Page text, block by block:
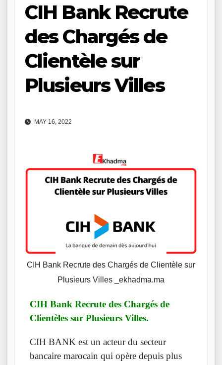
CIH Bank Recrute
des Chargés de
Clientèle sur
Plusieurs Villes
MAY 16, 2022
CIH Bank Recrute des Chargés de Clientèle sur
Plusieurs Villes _ekhadma.ma
CIH Bank Recrute des Chargés de
Clientèles sur Plusieurs Villes.
CIH BANK est un acteur du secteur
bancaire marocain qui opère depuis plus